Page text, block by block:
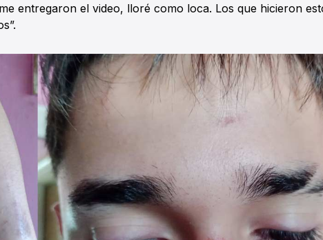
entregaron el video, lloré como loca. Los que hicieron